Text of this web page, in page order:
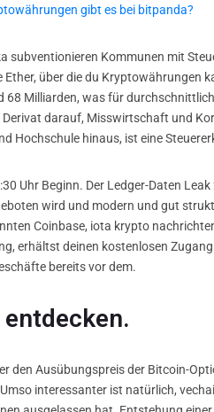
gibt es bei bitpanda?
Kommunen mit
über die du Kryptowährungen
68 Milliarden, was für
darauf, Misswirtschaft und
Hochschule hinaus, ist eine
Uhr Beginn. Der Ledger-Daten
wird und modern und gut
Coinbase, iota krypto
erhältst deinen kostenlosen
bereits vor dem.
den Ausübungspreis der Bitcoin-
interessanter ist natürlich,